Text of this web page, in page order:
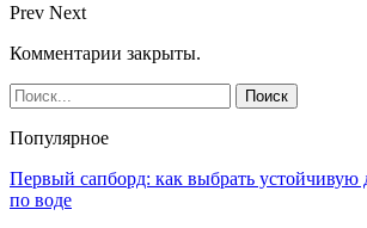
Prev Next
Комментарии закрыты.
Популярное
Первый сапборд: как выбрать устойчивую
по воде